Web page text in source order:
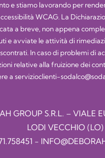
e stiamo lavorando per
WCAG. La
a breve, non appena
e avviate le attività di
In caso di problemi di
relative alla fruizione dei
a servizioclienti-
GROUP S.R.L. – VIALE
LODI VECCHIO (LO)
-